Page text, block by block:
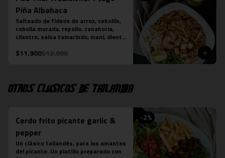
Piña Albahaca
Salteado de fideos de arroz, cebollín,
cebolla morada, repollo, zanahoria,
cilantro, salsa tamarindo, maní, diente
unidades), tofu y pollo. Más jugo
$11.900$12.900
Otros clásicos de Tailandia
-2%
Cerdo frito picante garlic &
pepper
Un clásico tailandés, para los amantes
del picante. Un platillo preparado con